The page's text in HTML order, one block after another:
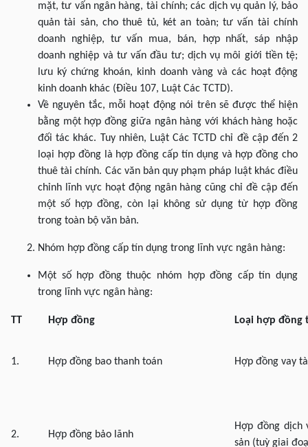
mặt, tư vấn ngân hàng, tài chính; các dịch vụ quản lý, bảo
quản tài sản, cho thuê tủ, két an toàn; tư vấn tài chính
doanh nghiệp, tư vấn mua, bán, hợp nhất, sáp nhập
doanh nghiệp và tư vấn đầu tư; dịch vụ môi giới tiền tệ;
lưu ký chứng khoán, kinh doanh vàng và các hoạt động
kinh doanh khác (Điều 107, Luật Các TCTD).
Về nguyên tắc, mỗi hoạt động nói trên sẽ được thể hiện
bằng một hợp đồng giữa ngân hàng với khách hàng hoặc
đối tác khác. Tuy nhiên, Luật Các TCTD chỉ đề cập đến 2
loại hợp đồng là hợp đồng cấp tín dụng và hợp đồng cho
thuê tài chính. Các văn bản quy phạm pháp luật khác điều
chỉnh lĩnh vực hoạt động ngân hàng cũng chỉ đề cập đến
một số hợp đồng, còn lại không sử dụng từ hợp đồng
trong toàn bộ văn bản.
Nhóm hợp đồng cấp tín dụng trong lĩnh vực ngân hàng:
Một số hợp đồng thuộc nhóm hợp đồng cấp tín dụng
trong lĩnh vực ngân hàng:
TT Hợp đồng Loại hợp đồng
1. Hợp đồng bao thanh toán Hợp đồng vay
2. Hợp đồng bảo lãnh
Hợp đồng dịch
sản (tuỳ giai